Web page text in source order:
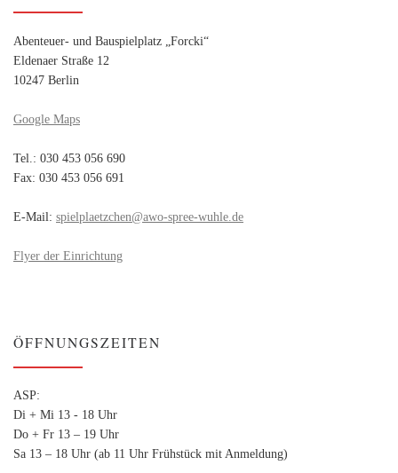
Abenteuer- und Bauspielplatz „Forcki“
Eldenaer Straße 12
10247 Berlin
Google Maps
Tel.: 030 453 056 690
Fax: 030 453 056 691
E-Mail: spielplaetzchen@awo-spree-wuhle.de
Flyer der Einrichtung
ÖFFNUNGSZEITEN
ASP:
Di + Mi 13 - 18 Uhr
Do + Fr 13 – 19 Uhr
Sa 13 – 18 Uhr (ab 11 Uhr Frühstück mit Anmeldung)